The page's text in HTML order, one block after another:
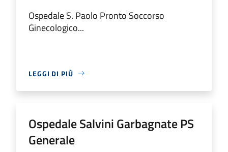
Ospedale S. Paolo Pronto Soccorso
Ginecologico...
LEGGI DI PIÙ
Ospedale Salvini Garbagnate PS
Generale